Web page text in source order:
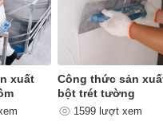
xuất
Công thức sản
bột trét tường
1599 lượt xem